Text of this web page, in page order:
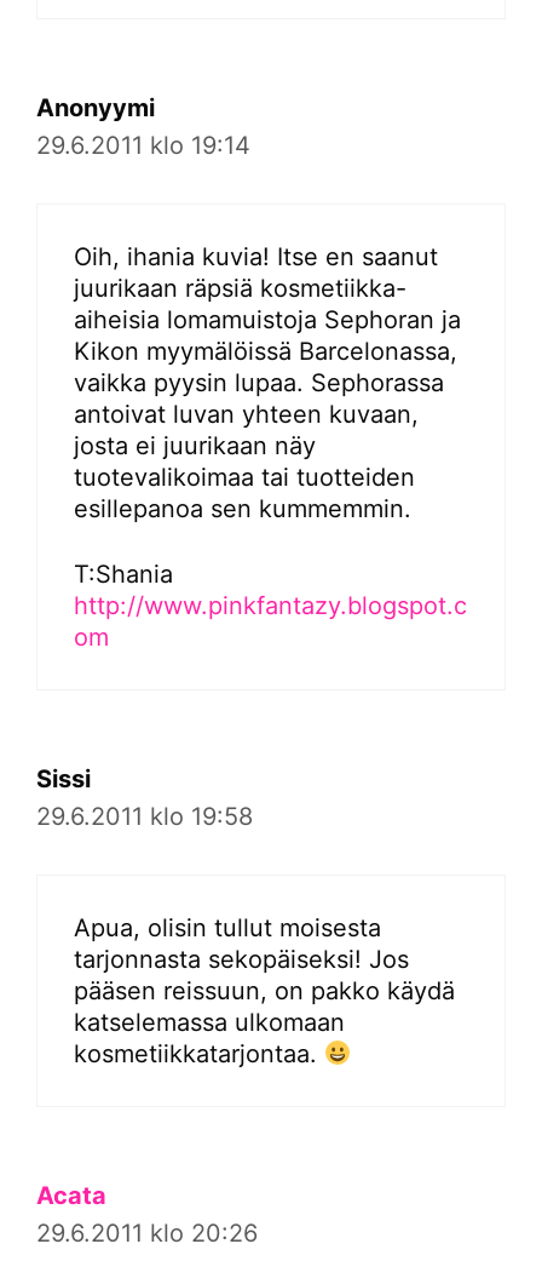
Anonyymi
29.6.2011 klo 19:14
Oih, ihania kuvia! Itse en saanut
juurikaan räpsiä kosmetiikka-
aiheisia lomamuistoja Sephoran ja
Kikon myymälöissä Barcelonassa,
vaikka pyysin lupaa. Sephorassa
antoivat luvan yhteen kuvaan,
josta ei juurikaan näy
tuotevalikoimaa tai tuotteiden
esillepanoa sen kummemmin.
T:Shania
http://www.pinkfantazy.blogspot.c
om
Sissi
29.6.2011 klo 19:58
Apua, olisin tullut moisesta
tarjonnasta sekopäiseksi! Jos
pääsen reissuun, on pakko käydä
katselemassa ulkomaan
kosmetiikkatarjontaa.
Acata
29.6.2011 klo 20:26